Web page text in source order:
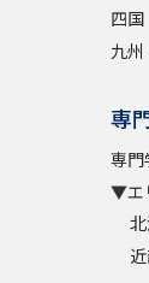
四国
九
専
専門
▼エ